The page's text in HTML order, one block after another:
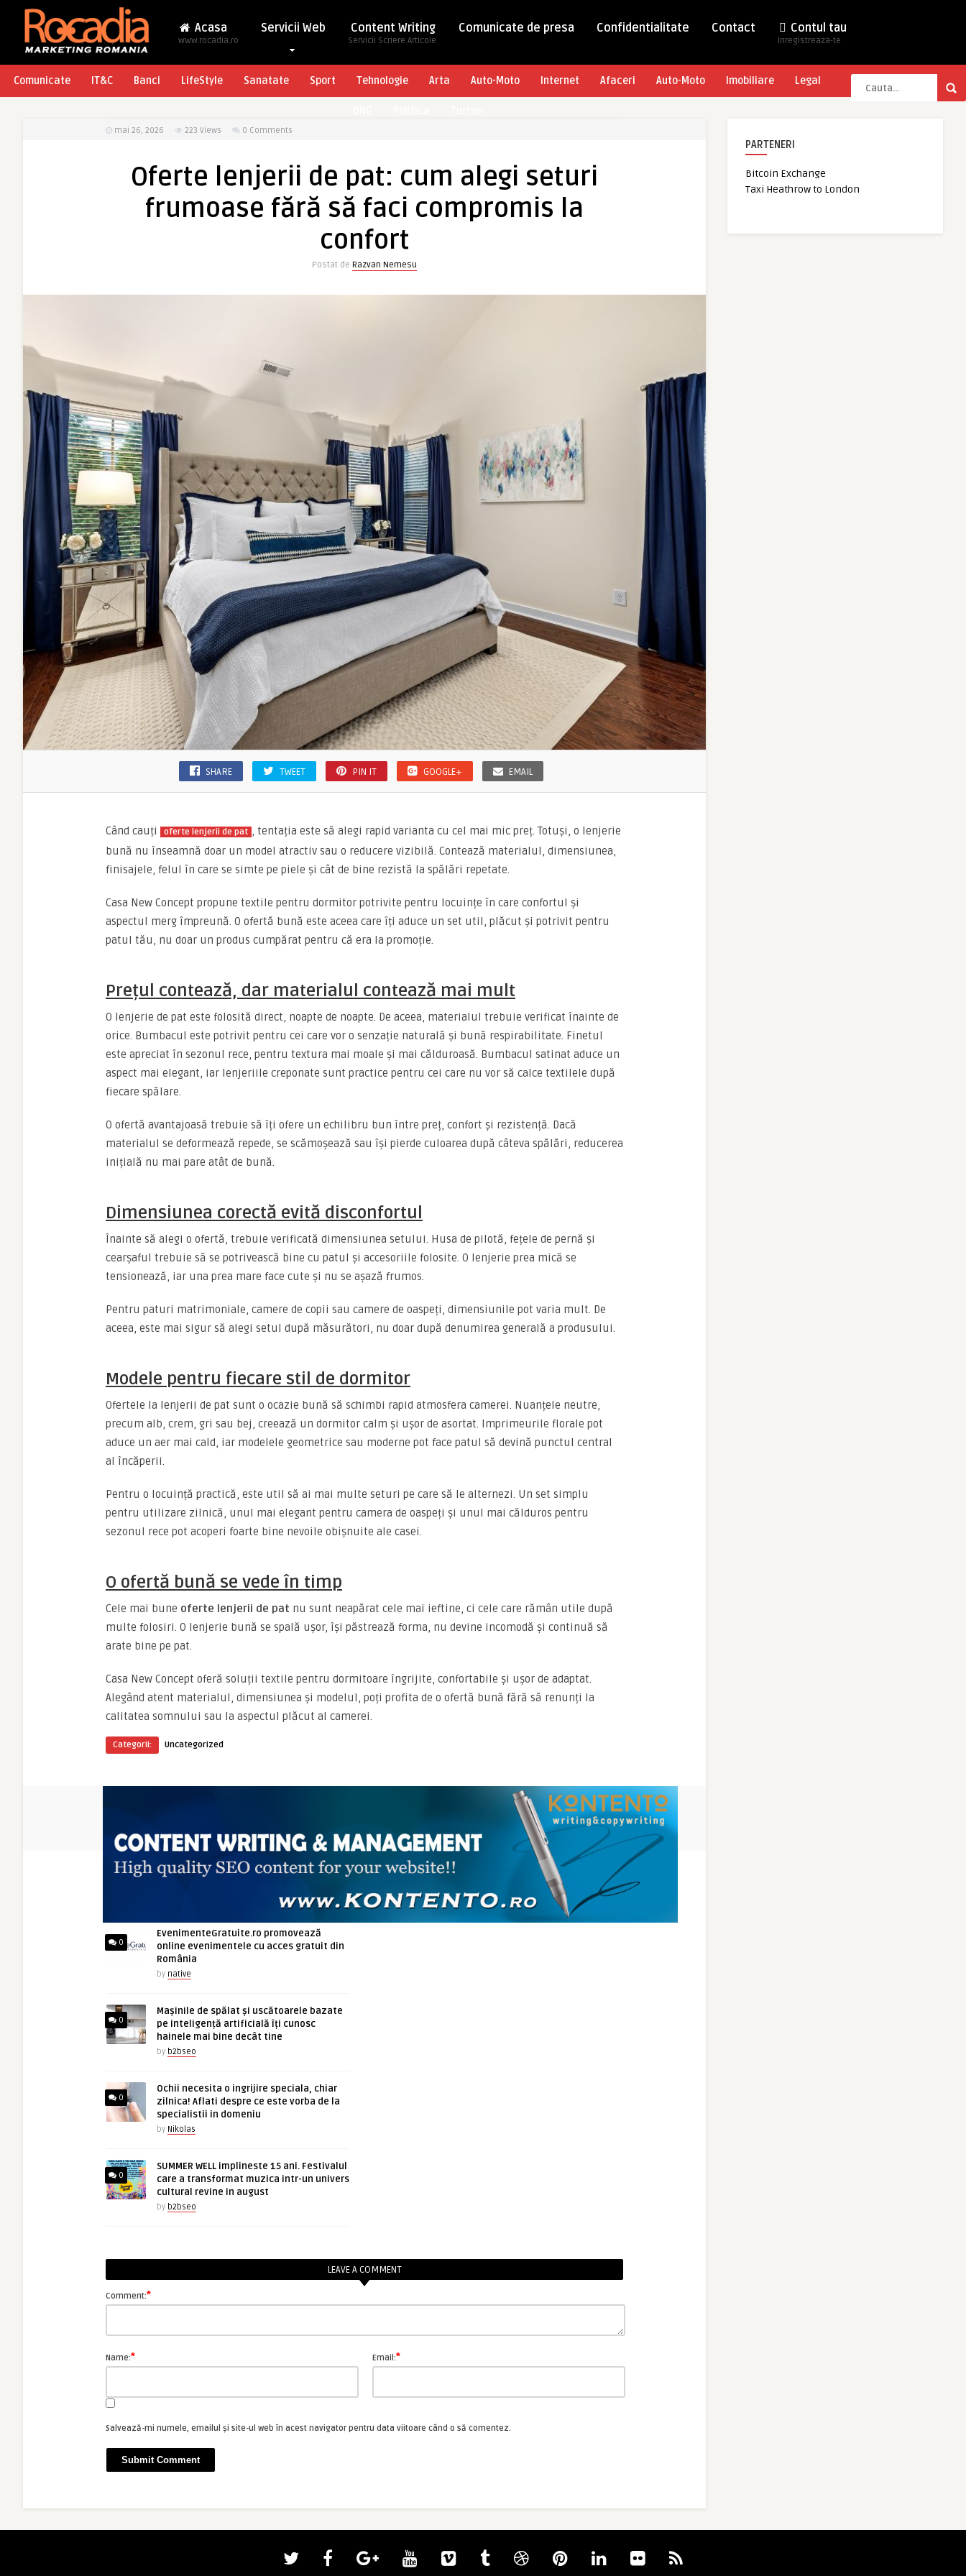
Acasa
www.rocadia.ro
Servicii Web Content Writing
Servicii Scriere Articole
Comunicate de presa Confidentialitate Contact Contul tau
Inregistreaza-te
Comunicate IT&C Banci LifeStyle Sanatate Sport Tehnologie Arta Auto-Moto Internet Afaceri Auto-Moto Imobiliare Legal
mai 26, 2026 223 Views 0 Comments
Oferte lenjerii de pat: cum alegi seturi
frumoase fără să faci compromis la
confort
Postat de Razvan Nemesu
SHARE TWEET PIN IT GOOGLE+ EMAIL
Când cauți oferte lenjerii de pat , tentația este să alegi rapid varianta cu cel mai mic preț. Totuși, o lenjerie
bună nu înseamnă doar un model atractiv sau o reducere vizibilă. Contează materialul, dimensiunea,
finisajele, felul în care se simte pe piele și cât de bine rezistă la spălări repetate.
Casa New Concept propune textile pentru dormitor potrivite pentru locuințe în care confortul și
aspectul merg împreună. O ofertă bună este aceea care îți aduce un set util, plăcut și potrivit pentru
patul tău, nu doar un produs cumpărat pentru că era la promoție.
Prețul contează, dar materialul contează mai mult
O lenjerie de pat este folosită direct, noapte de noapte. De aceea, materialul trebuie verificat înainte de
orice. Bumbacul este potrivit pentru cei care vor o senzație naturală și bună respirabilitate. Finetul
este apreciat în sezonul rece, pentru textura mai moale și mai călduroasă. Bumbacul satinat aduce un
aspect mai elegant, iar lenjeriile creponate sunt practice pentru cei care nu vor să calce textilele după
fiecare spălare.
O ofertă avantajoasă trebuie să îți ofere un echilibru bun între preț, confort și rezistență. Dacă
materialul se deformează repede, se scămoșează sau își pierde culoarea după câteva spălări, reducerea
inițială nu mai pare atât de bună.
Dimensiunea corectă evită disconfortul
Înainte să alegi o ofertă, trebuie verificată dimensiunea setului. Husa de pilotă, fețele de pernă și
cearșaful trebuie să se potrivească bine cu patul și accesoriile folosite. O lenjerie prea mică se
tensionează, iar una prea mare face cute și nu se așază frumos.
Pentru paturi matrimoniale, camere de copii sau camere de oaspeți, dimensiunile pot varia mult. De
aceea, este mai sigur să alegi setul după măsurători, nu doar după denumirea generală a produsului.
Modele pentru fiecare stil de dormitor
Ofertele la lenjerii de pat sunt o ocazie bună să schimbi rapid atmosfera camerei. Nuanțele neutre,
precum alb, crem, gri sau bej, creează un dormitor calm și ușor de asortat. Imprimeurile florale pot
aduce un aer mai cald, iar modelele geometrice sau moderne pot face patul să devină punctul central
al încăperii.
Pentru o locuință practică, este util să ai mai multe seturi pe care să le alternezi. Un set simplu
pentru utilizare zilnică, unul mai elegant pentru camera de oaspeți și unul mai călduros pentru
sezonul rece pot acoperi foarte bine nevoile obișnuite ale casei.
O ofertă bună se vede în timp
Cele mai bune oferte lenjerii de pat nu sunt neapărat cele mai ieftine, ci cele care rămân utile după
multe folosiri. O lenjerie bună se spală ușor, își păstrează forma, nu devine incomodă și continuă să
arate bine pe pat.
Casa New Concept oferă soluții textile pentru dormitoare îngrijite, confortabile și ușor de adaptat.
Alegând atent materialul, dimensiunea și modelul, poți profita de o ofertă bună fără să renunți la
calitatea somnului sau la aspectul plăcut al camerei.
Categorii: Uncategorized
0
EvenimenteGratuite.ro promovează
online evenimentele cu acces gratuit din
România
by native
0
Mașinile de spălat și uscătoarele bazate
pe inteligență artificială îți cunosc
hainele mai bine decât tine
by b2bseo
0
Ochii necesita o ingrijire speciala, chiar
zilnica! Aflati despre ce este vorba de la
specialistii in domeniu
by Nikolas
0
SUMMER WELL implineste 15 ani. Festivalul
care a transformat muzica intr-un univers
cultural revine in august
by b2bseo
ARTICOLE ASEMANATOARE
LEAVE A COMMENT
Comment:*
Name:* Email:*
Salvează-mi numele, emailul și site-ul web în acest navigator pentru data viitoare când o să comentez.
PARTENERI
Bitcoin Exchange
Taxi Heathrow to London